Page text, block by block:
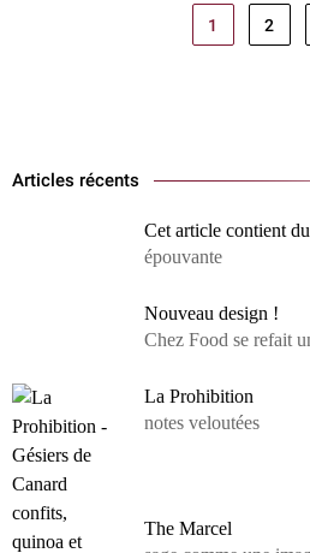
1 2
Articles récents
Cet article contient
épouvante
Nouveau design !
Chez Food se refait
La Prohibition
notes veloutées
The Marcel